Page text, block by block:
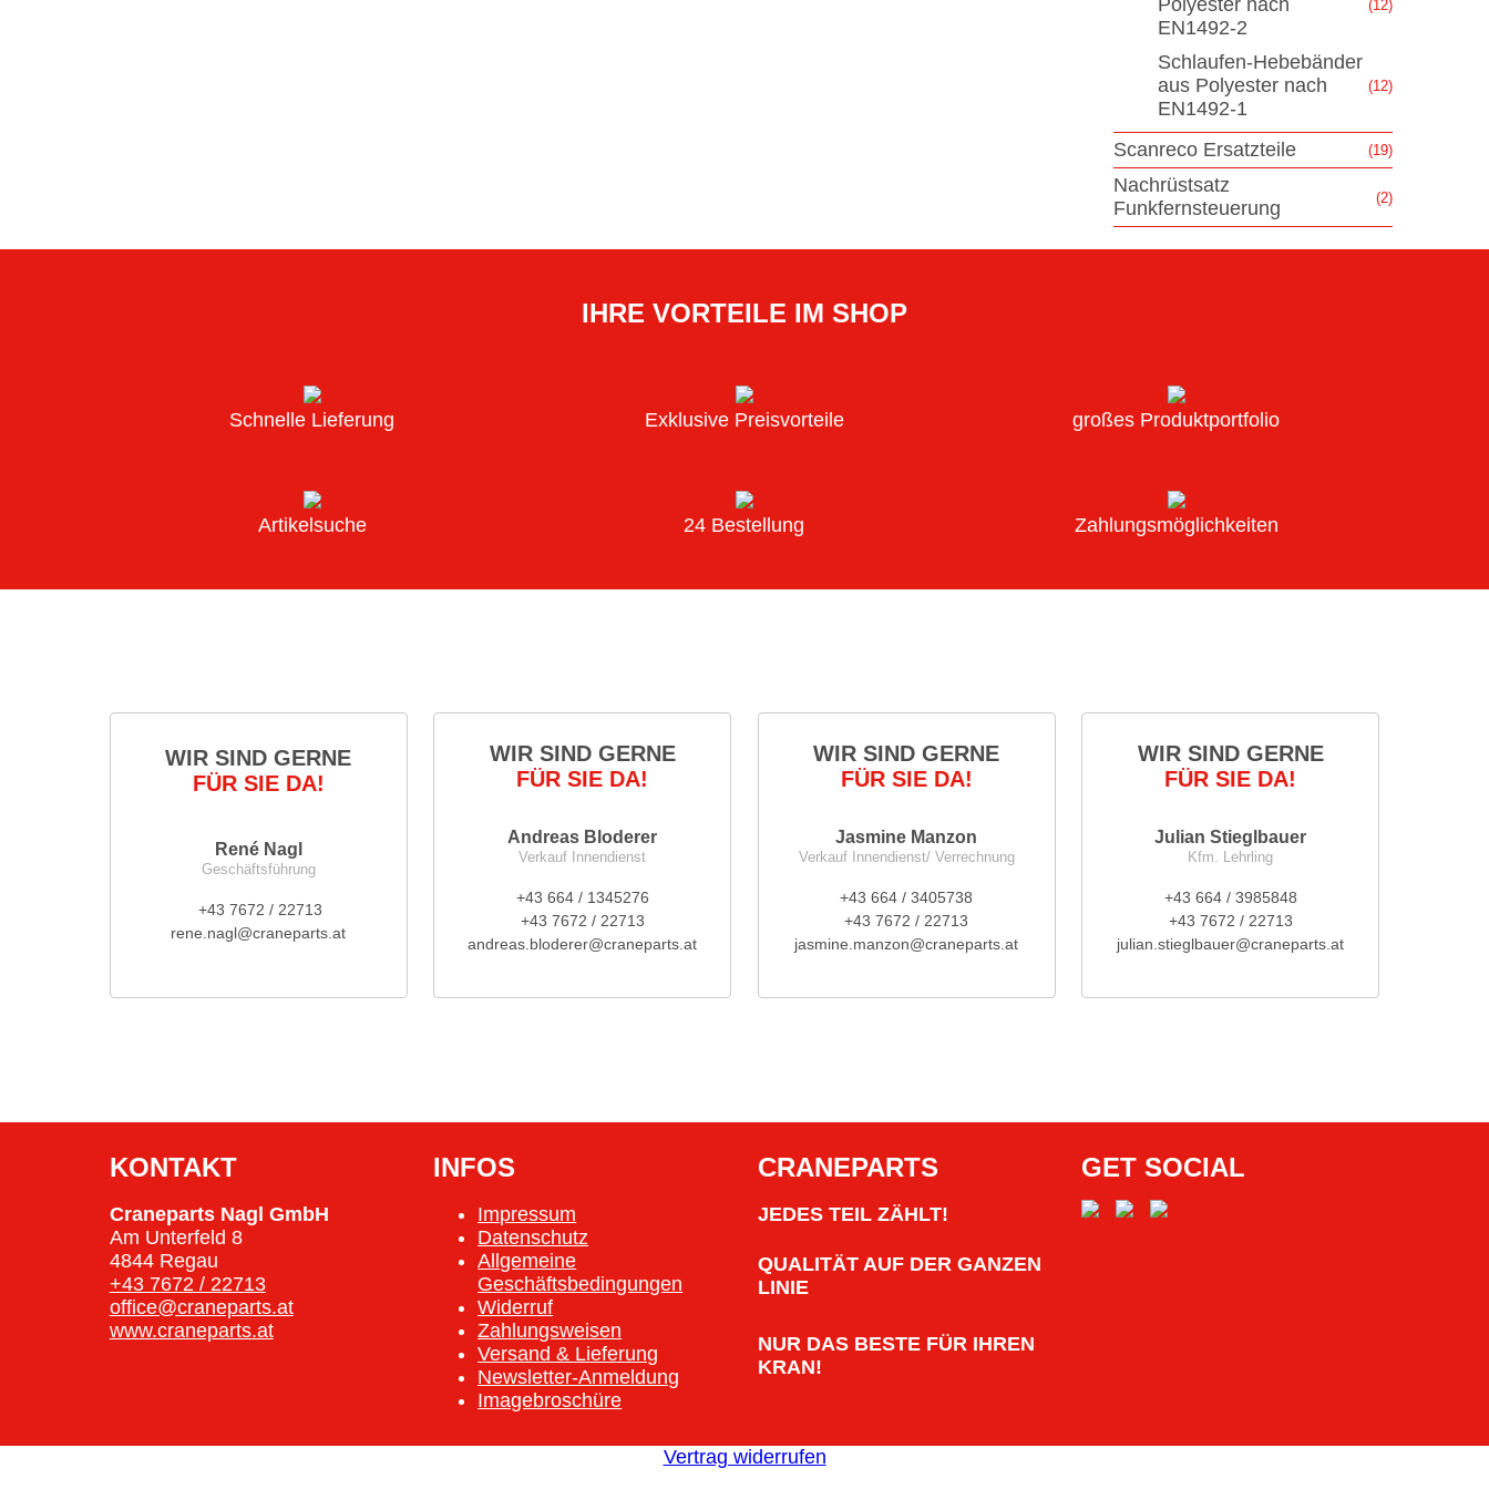
Polyester nach
EN1492-2
(12)
Schlaufen-Hebebänder
aus Polyester nach
EN1492-1
(12)
Scanreco Ersatzteile (19)
Nachrüstsatz
Funkfernsteuerung
(2)
IHRE VORTEILE IM SHOP
Schnelle Lieferung Exklusive Preisvorteile großes Produktportfolio
Artikelsuche 24 Bestellung Zahlungsmöglichkeiten
WIR SIND GERNE
FÜR SIE DA!
René Nagl
Geschäftsführung
+43 7672 / 22713
rene.nagl@craneparts.at
WIR SIND GERNE
FÜR SIE DA!
Andreas Bloderer
Verkauf Innendienst
+43 664 / 1345276
+43 7672 / 22713
andreas.bloderer@craneparts.at
WIR SIND GERNE
FÜR SIE DA!
Jasmine Manzon
Verkauf Innendienst/ Verrechnung
+43 664 / 3405738
+43 7672 / 22713
jasmine.manzon@craneparts.at
WIR SIND GERNE
FÜR SIE DA!
Julian Stieglbauer
Kfm. Lehrling
+43 664 / 3985848
+43 7672 / 22713
julian.stieglbauer@craneparts.at
KONTAKT
Craneparts Nagl GmbH
Am Unterfeld 8
4844 Regau
+43 7672 / 22713
office@craneparts.at
www.craneparts.at
INFOS
Impressum
Datenschutz
Allgemeine
Geschäftsbedingungen
Widerruf
Zahlungsweisen
Versand & Lieferung
Newsletter-Anmeldung
Imagebroschüre
CRANEPARTS
JEDES TEIL ZÄHLT!
QUALITÄT AUF DER GANZEN
LINIE
NUR DAS BESTE FÜR IHREN
KRAN!
GET SOCIAL
Vertrag widerrufen